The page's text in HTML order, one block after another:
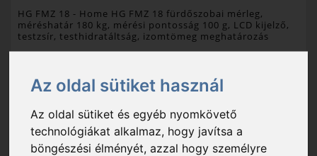
Az oldal sütiket használ
Az oldal sütiket és egyéb nyomkövető
technológiákat alkalmaz, hogy javítsa a
böngészési élményét, azzal hogy személyre
HG FMZ 18 - Home HG FMZ 18 fürdőszobai mérleg,
méréshatár 180 kg, mérési pontosság 100 g, LCD kijelző,
testzsír, testhidratáltság, izomtömeg meghatározás
Raktáron
méréshatár: 180 kg; mérési felbontás: 0,1 kg
Csomagolási egység: 1 db